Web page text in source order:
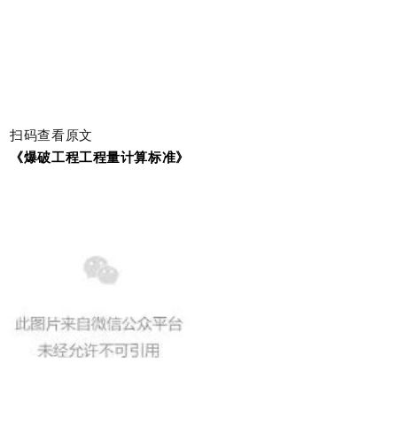
扫码查看原文
《爆破工程工程量计算标准》